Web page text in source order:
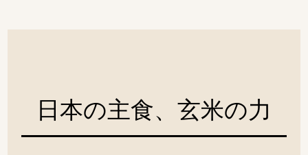
日本の主食、玄米の力